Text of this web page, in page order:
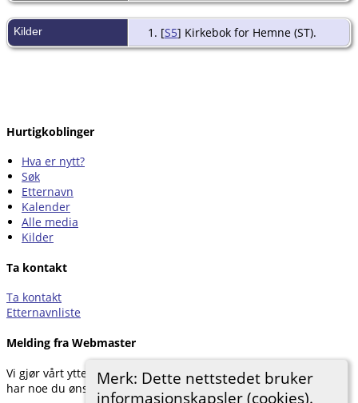
Merk: Dette nettstedet bruker
informasjonskapsler (cookies).
Kilder [S5] Kirkebok for Hemne (ST).
Hurtigkoblinger
Hva er nytt?
Søk
Etternavn
Kalender
Alle media
Kilder
Ta kontakt
Ta kontakt
Etternavnliste
Melding fra Webmaster
Vi gjør vårt ytterste for å dokumentere forskningen vår. Hvis du
har noe du ønsker å legge til, kan du kontakte oss.